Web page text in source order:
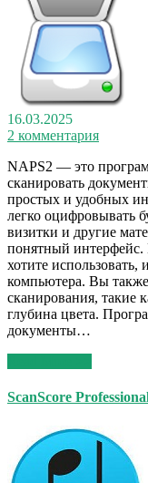
16.03.2025
2 комментария
NAPS2 — это
сканировать
простых и удобных
легко оцифровывать
визитки и другие
понятный интерфейс.
хотите использовать,
компьютера. Вы
сканирования, такие
глубина цвета.
документы…
ScanScore